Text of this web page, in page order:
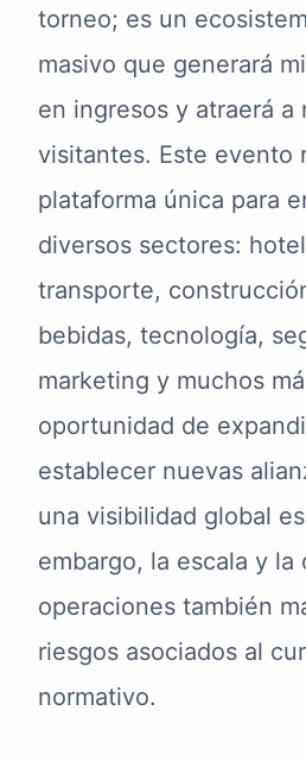
torneo; es un
masivo que generará
en ingresos y atraerá a
visitantes. Este evento
plataforma única para
diversos sectores:
transporte,
bebidas, tecnología,
marketing y muchos
oportunidad de
establecer nuevas
una visibilidad global
embargo, la escala y la
operaciones también
riesgos asociados al
normativo.